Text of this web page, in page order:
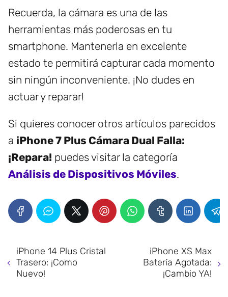
Recuerda, la cámara es una de las
herramientas más poderosas en tu
smartphone. Mantenerla en excelente
estado te permitirá capturar cada momento
sin ningún inconveniente. ¡No dudes en
actuar y reparar!
Si quieres conocer otros artículos parecidos
a iPhone 7 Plus Cámara Dual Falla:
¡Repara! puedes visitar la categoría
Análisis de Dispositivos Móviles.
iPhone 14 Plus Cristal
Trasero: ¡Como
Nuevo!
iPhone XS Max
Batería Agotada:
¡Cambio YA!